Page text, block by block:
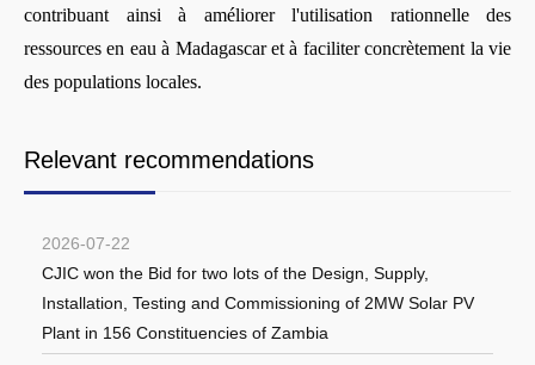
contribuant ainsi à améliorer l'utilisation rationnelle des
ressources en eau à Madagascar et à faciliter concrètement la vie
des populations locales.
Relevant recommendations
2026-07-22
CJIC won the Bid for two lots of the Design, Supply,
Installation, Testing and Commissioning of 2MW Solar PV
Plant in 156 Constituencies of Zambia